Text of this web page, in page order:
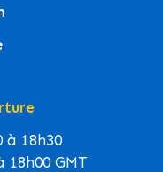
à 18h30
18h00 GMT